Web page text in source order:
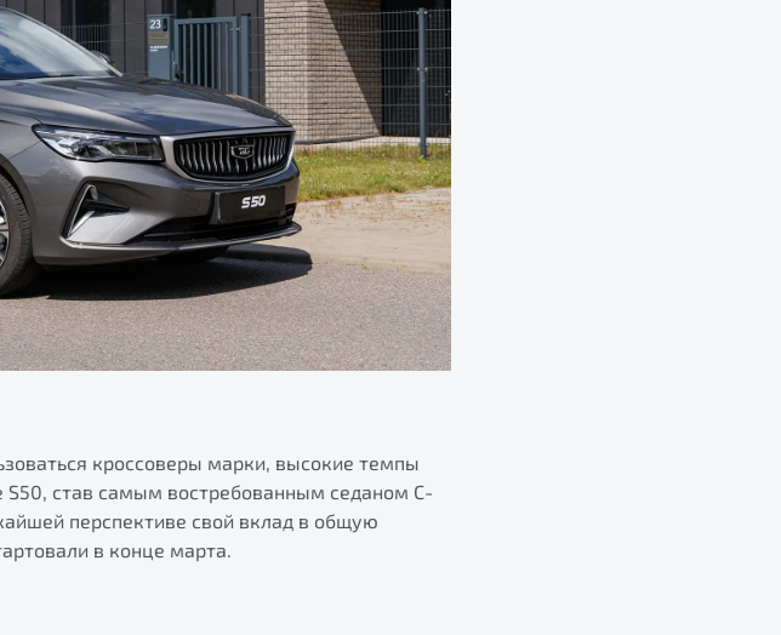
кроссоверы марки, высокие темпы
S50, став самым востребованным седаном С-
перспективе свой вклад в общую
в конце марта.